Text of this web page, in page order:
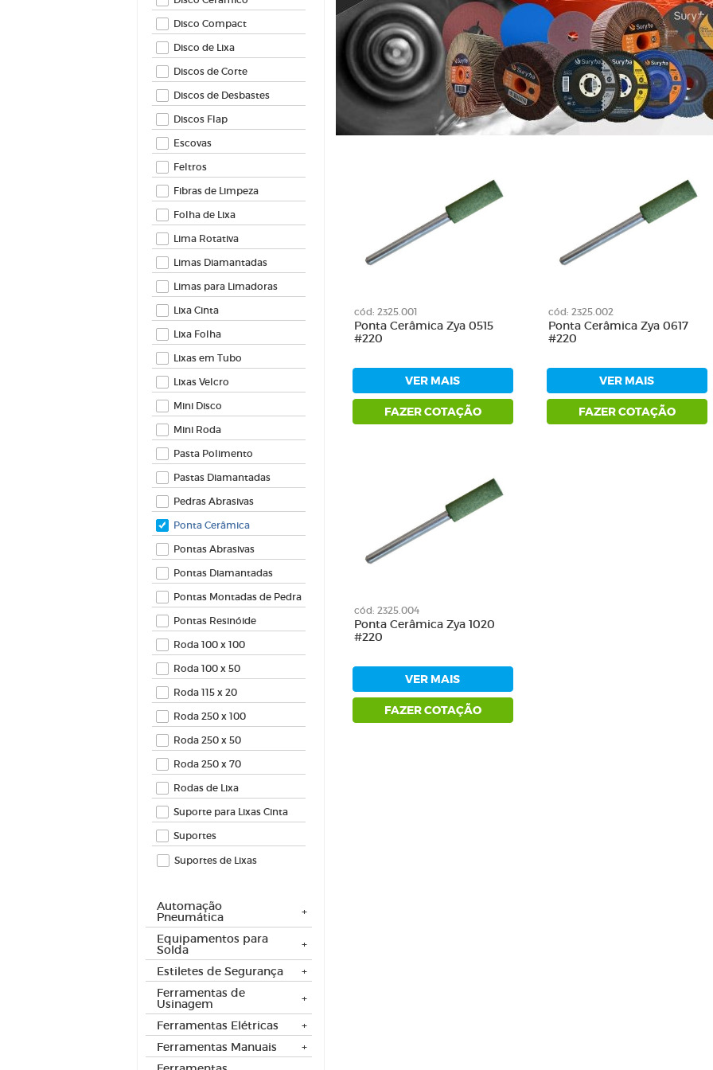
Feltros
Fibras de Limpeza
Folha de Lixa
Lima Rotativa
Limas Diamantadas
Limas para Limadoras
Lixa Folha
Roda 100 x 50
Roda 115 x 20
Roda 250 x 100
Roda 250 x 50
Roda 250 x 70
Rodas de Lixa
Suporte para Lixas Cinta
Suportes
Disco Compact
Disco de Lixa
Discos de Corte
Discos de Desbastes
Discos Flap
Escovas
Feltros
Fibras de Limpeza
Folha de Lixa
Lima Rotativa
Limas Diamantadas
Limas para Limadoras
Lixa Cinta
Lixa Folha
Lixas em Tubo
Lixas Velcro
Mini Disco
Mini Roda
Pasta Polimento
Pastas Diamantadas
Pedras Abrasivas
Ponta Cerâmica
Pontas Abrasivas
Pontas Diamantadas
Pontas Montadas de Pedra
Pontas Resinóide
Roda 100 x 100
Roda 100 x 50
Roda 115 x 20
Roda 250 x 100
Roda 250 x 50
Roda 250 x 70
Rodas de Lixa
Suporte para Lixas Cinta
Suportes
Suportes de Lixas
Automação
Pneumática
Equipamentos para
Solda
Estiletes de Segurança
Ferramentas de
Usinagem
Ferramentas Elétricas
Ferramentas Manuais
cód: 2325.001
Ponta Cerâmica Zya 0515
#220
VER MAIS
FAZER COTAÇÃO
cód: 2325.002
Ponta Cerâmica Zya 0617
#220
VER MAIS
FAZER COTAÇÃO
cód: 2325.004
Ponta Cerâmica Zya 1020
#220
VER MAIS
FAZER COTAÇÃO